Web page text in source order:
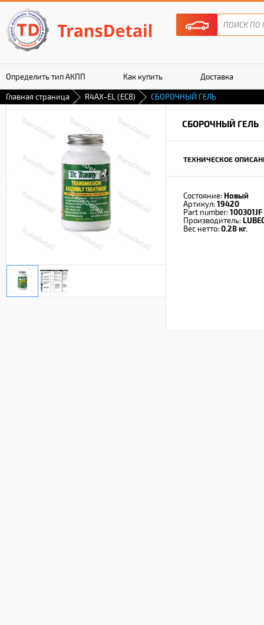
Определить тип АКПП Как купить Доставка
Гарантия
Главная страница R4AX-EL (EC8) СБОРОЧНЫЙ ГЕЛЬ
СБОРОЧНЫЙ ГЕЛЬ
ТЕХНИЧЕСКОЕ
Состояние: Новый
Артикул: 19420
Part number: 100301JF
Производитель:
Вес нетто: 0.28 кг.